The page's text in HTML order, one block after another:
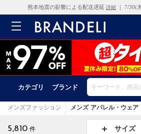
熊本地震の影響による配送遅延 詳細 ｜ 7/30(
カテゴリ ブランド
メンズファッション メンズ アパレル・ウェア
5,810 件 サイズ